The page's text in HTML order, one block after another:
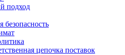
подход
цепочка поставок